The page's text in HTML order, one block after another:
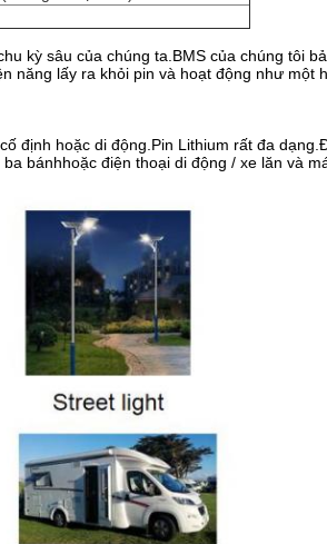
kỳ sâu của chúng ta.BMS của chúng tôi
năng lấy ra khỏi pin và hoạt động như
định hoặc di động.Pin Lithium rất đa
bánhhoặc điện thoại di động / xe lăn và